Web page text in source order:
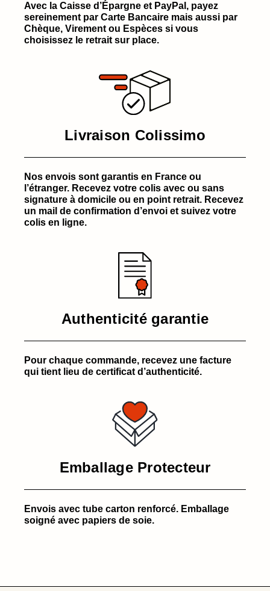
Avec la Caisse d’Épargne et PayPal, payez
sereinement par Carte Bancaire mais aussi par
Chèque, Virement ou Espèces si vous
choisissez le retrait sur place.
Livraison Colissimo
Nos envois sont garantis en France ou
l’étranger. Recevez votre colis avec ou sans
signature à domicile ou en point retrait. Recevez
un mail de confirmation d’envoi et suivez votre
colis en ligne.
Authenticité garantie
Pour chaque commande, recevez une facture
qui tient lieu de certificat d’authenticité.
Emballage Protecteur
Envois avec tube carton renforcé. Emballage
soigné avec papiers de soie.